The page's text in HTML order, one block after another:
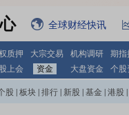
全球财经快讯
质押 大宗交易 机构调研 期指
上会 资金 大盘资金 个股
股 板块 排行 新股 基金 港股